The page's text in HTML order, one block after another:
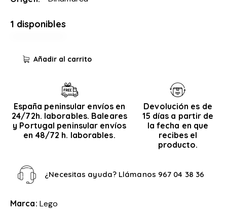
1 disponibles
Añadir al carrito
España peninsular envíos en
24/72h. laborables. Baleares
y Portugal peninsular envíos
en 48/72 h. laborables.
Devolución es de
15 días a partir de
la fecha en que
recibes el
producto.
¿Necesitas ayuda? Llámanos 967 04 38 36
Marca: Lego